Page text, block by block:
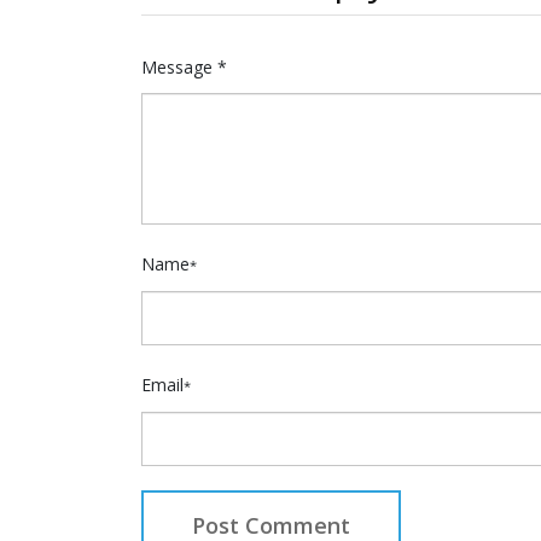
Message *
Name*
Email*